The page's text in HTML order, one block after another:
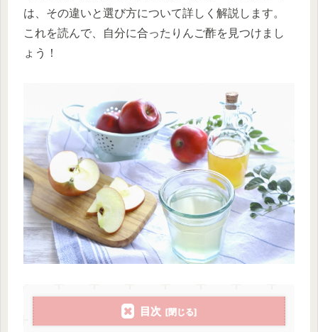
は、その違いと選び方について詳しく解説します。
これを読んで、自分に合ったりんご酢を見つけまし
ょう！
目次